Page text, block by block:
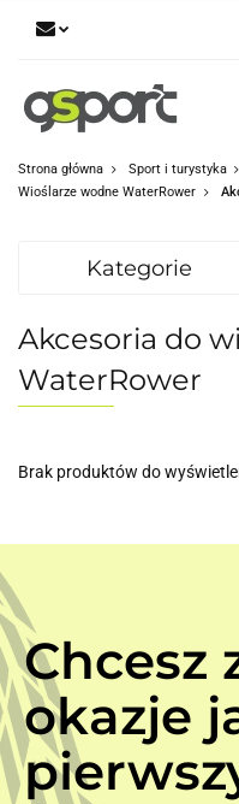
Strona główna Sport i turystyka
Wioślarze wodne WaterRower
Kategorie
Akcesoria do
WaterRower
Brak produktów do
Chcesz
okazje